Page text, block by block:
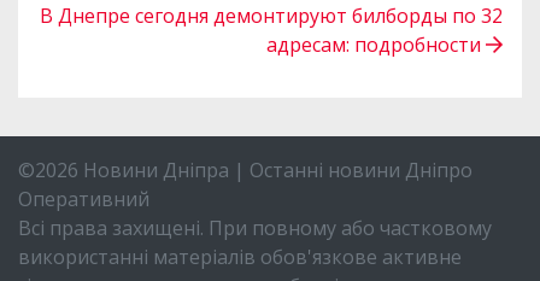
В Днепре сегодня демонтируют билборды по 32
адресам: подробности
©2026 Новини Дніпра | Останні новини Дніпро
Оперативний
Всі права захищені. При повному або частковому
використанні матеріалів обов'язкове активне